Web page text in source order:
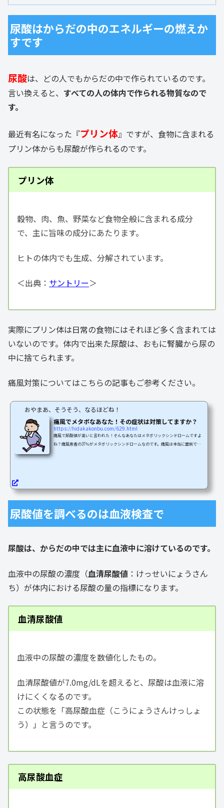
尿酸はからだの中のエネルギーの燃えか
すです
尿酸は、どの人でもからだの中で作られているのです。
言い換えると、 すべての人の体内で作られる物質なので
す。
最近有名になった『プリン体』ですが、食物に含まれる
プリン体からも尿酸が作られるのです。
プリン体
穀物、肉、魚、野菜など食物全般に含まれる成分
で、主に旨味の成分にあたります。
ヒトの体内でも生成、分解されています。
＜出典： サントリー＞
実際にプリン体は日常の食物にはそれほど多く含まれては
いないのです。体内で出来た尿酸は、おもに腎臓から尿の
中に捨てられます。
痛風対策についてはこちらの記事もご参考ください。
おやまあ、そうそう、なるほどね！
痛風でメタボなあなた！その症状は対策してますか？
https://hidakakonbu.com/629.html
痛風で尿酸値が高いと言われた！そんなあなたはメタボリックシンドロームですよ
ね？痛風患者の37％がメタボリックシンドロームなのです。痛風は本当に面倒です
尿酸値を調べるのは血液検査で
尿酸は、からだの中では主に血液中に溶けているのです。
血液中の尿酸の濃度（血清尿酸値 ：けっせいにょうさん
ち）が体内における尿酸の量の指標になります。
血清尿酸値
血液中の尿酸の濃度を数値化したもの。
血清尿酸値が7.0mg/dLを超えると、尿酸は血液に溶
けにくくなるのです。
この状態を「高尿酸血症（こうにょうさんけっしょ
う）」と言うのです。
高尿酸血症